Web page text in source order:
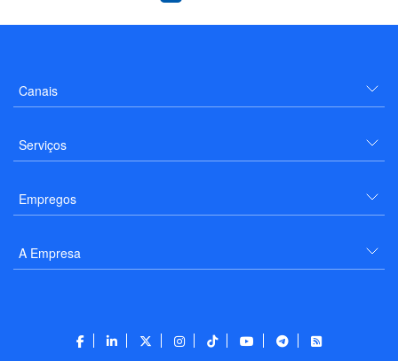
Canais
Serviços
Empregos
A Empresa